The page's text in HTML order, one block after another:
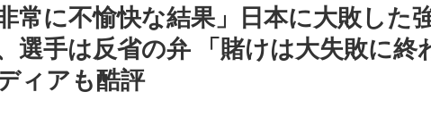
非常に不愉快な結果」日本に大敗した
選手は反省の弁 「賭けは大失敗に終
ィアも酷評